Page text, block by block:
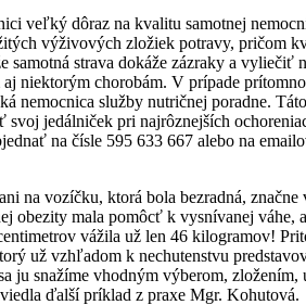
veľký dôraz na kvalitu samotnej
výživových zložiek potravy, pričom
strava dokáže zázraky a
chorobám. V prípade
nemocnica služby nutričnej poradne.
jedálniček pri najrôznejších
na čísle 595 633 667 alebo na
na vozíčku, ktorá bola bezradná,
obezity mala pomôcť k vysnívanej
vážila už len 46 kilogramov!
už vzhľadom k nechutenstvu
ju snažíme vhodným výberom,
ďalší príklad z praxe Mgr. Kohutová.